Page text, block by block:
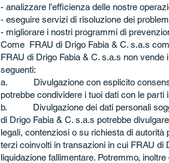
- analizzare l’efficienza delle nostre
- eseguire servizi di risoluzione dei
- migliorare i nostri programmi di
Come FRAU di Drigo Fabia & C. s.a.s
FRAU di Drigo Fabia & C. s.a.s non vende
seguenti:
a. Divulgazione con esplicito consenso:
potrebbe condividere i tuoi dati con le parti
b. Divulgazione dei dati personali
di Drigo Fabia & C. s.a.s potrebbe
legali, contenziosi o su richiesta di
terzi coinvolti in transazioni in cui FRAU di
liquidazione fallimentare. Potremmo,